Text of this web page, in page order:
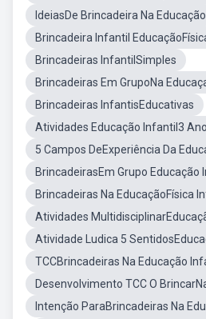
IdeiasDe Brincadeira Na Educação
Brincadeira Infantil
Brincadeiras InfantilSimples
Brincadeiras Em GrupoNa
Brincadeiras InfantisEducativas
Atividades Educação Infantil3
5 Campos DeExperiência Da
BrincadeirasEm Grupo Educação
Brincadeiras Na EducaçãoFísica
Atividades
Atividade Ludica 5
TCCBrincadeiras Na Educação
Desenvolvimento TCC O
Intenção ParaBrincadeiras Na